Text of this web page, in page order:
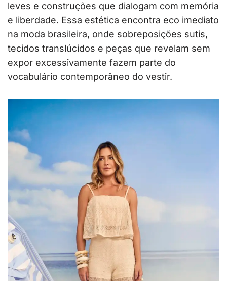
leves e construções que dialogam com memória
e liberdade. Essa estética encontra eco imediato
na moda brasileira, onde sobreposições sutis,
tecidos translúcidos e peças que revelam sem
expor excessivamente fazem parte do
vocabulário contemporâneo do vestir.